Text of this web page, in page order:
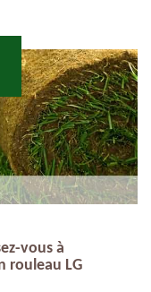
vous à
rouleau LG